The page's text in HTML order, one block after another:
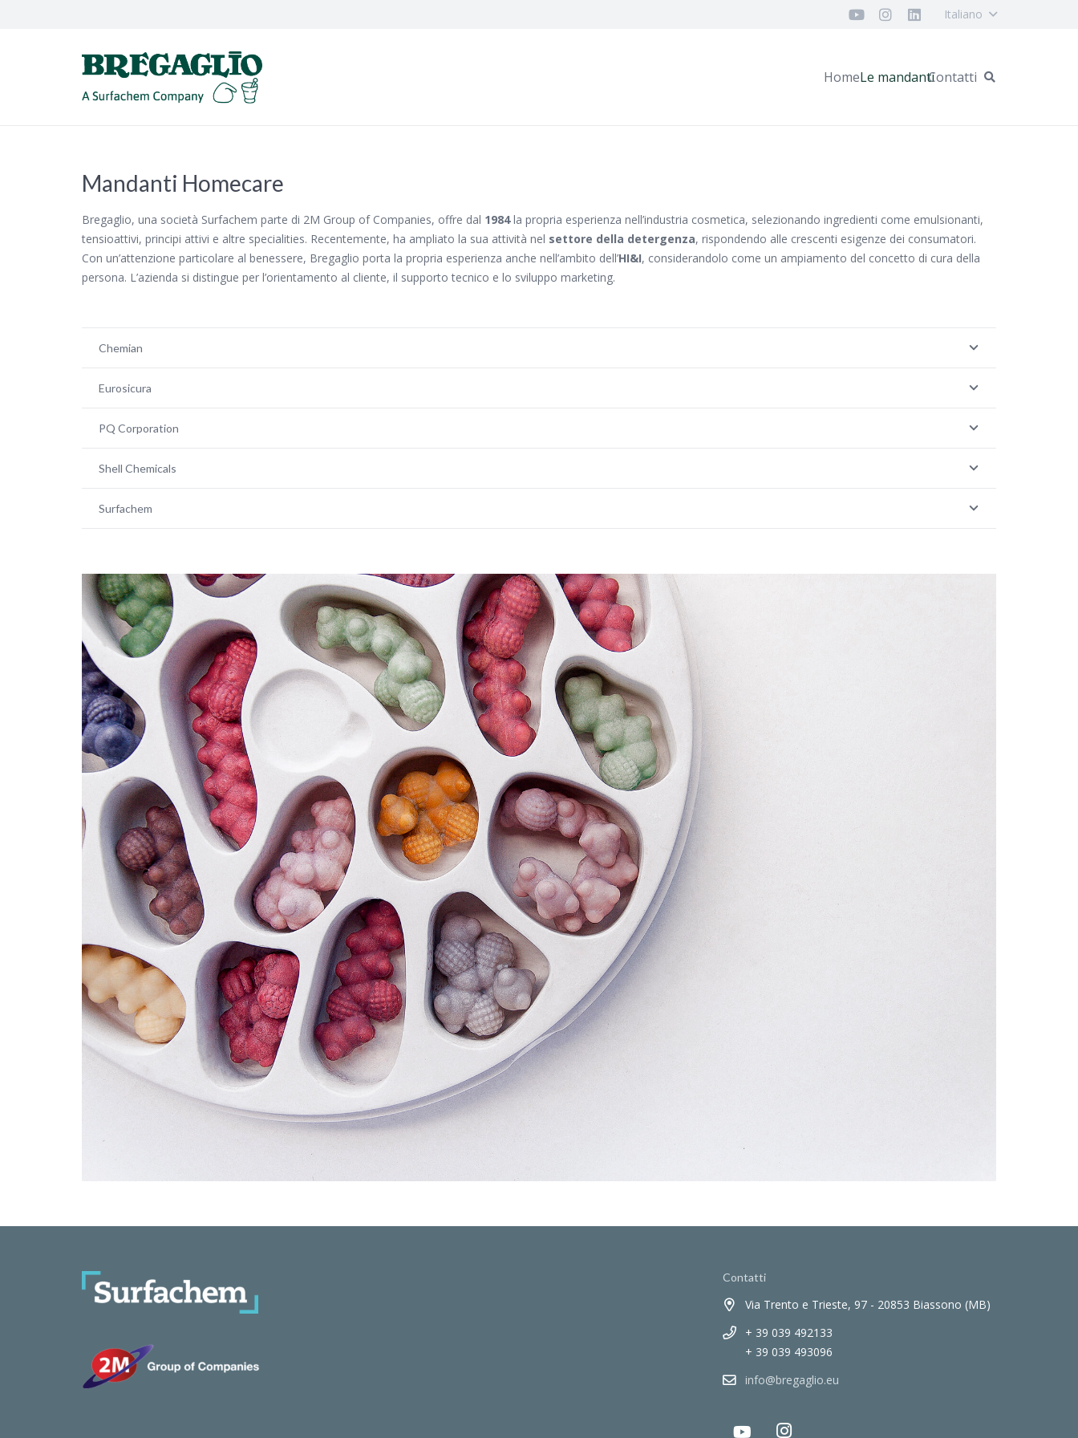
Italiano
HomeLe mandantiContatti
Mandanti Homecare
Bregaglio, una società Surfachem parte di 2M Group of Companies, offre dal 1984la propria esperienza nell’industria cosmetica, selezionando ingredienti come emulsionanti,
tensioattivi, principi attivi e altre specialities. Recentemente, ha ampliato la sua attività nel settore della detergenza, rispondendo alle crescenti esigenze dei consumatori.
Con un’attenzione particolare al benessere, Bregaglio porta la propria esperienza anche nell’ambito dell’HI&I, considerandolo come un ampiamento del concetto di cura della
persona. L’azienda si distingue per l’orientamento al cliente, il supporto tecnico e lo sviluppo marketing.
Chemian
Eurosicura
PQ Corporation
Shell Chemicals
Surfachem
Contatti
Via Trento e Trieste, 97 - 20853 Biassono (MB)
+ 39 039 492133
+ 39 039 493096
info@bregaglio.eu